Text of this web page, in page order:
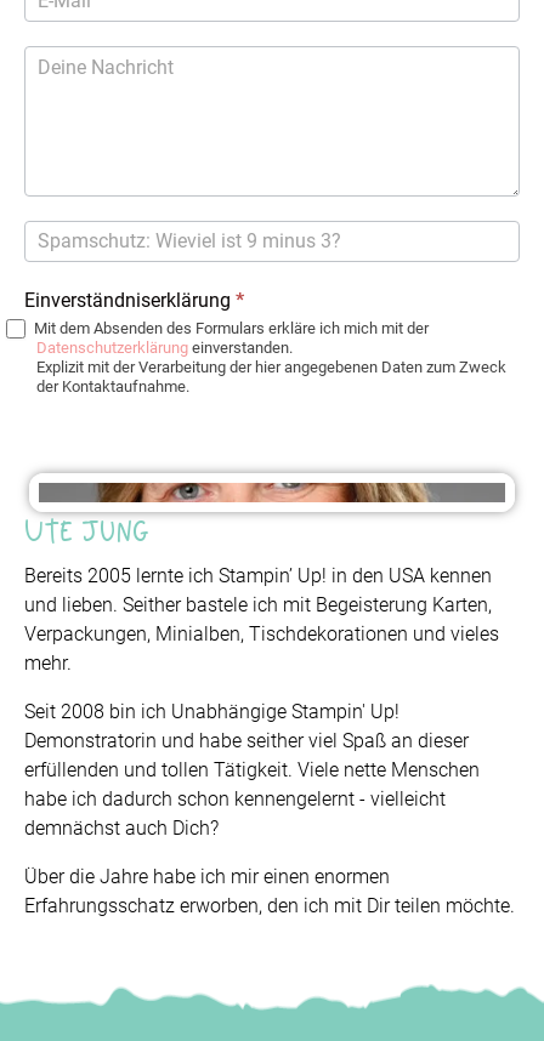
Einverständniserklärung *
Mit dem Absenden des Formulars erkläre ich mich mit der
Datenschutzerklärung einverstanden.
Explizit mit der Verarbeitung der hier angegebenen Daten zum Zweck
der Kontaktaufnahme.
Ute Jung
Bereits 2005 lernte ich Stampin’ Up! in den USA kennen
und lieben. Seither bastele ich mit Begeisterung Karten,
Verpackungen, Minialben, Tischdekorationen und vieles
mehr.
Seit 2008 bin ich Unabhängige Stampin' Up!
Demonstratorin und habe seither viel Spaß an dieser
erfüllenden und tollen Tätigkeit. Viele nette Menschen
habe ich dadurch schon kennengelernt - vielleicht
demnächst auch Dich?
Über die Jahre habe ich mir einen enormen
Erfahrungsschatz erworben, den ich mit Dir teilen möchte.